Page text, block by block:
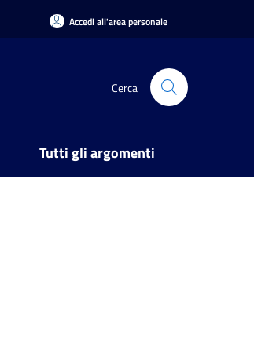
Accedi all'area personale
Cerca
Tutti gli argomenti